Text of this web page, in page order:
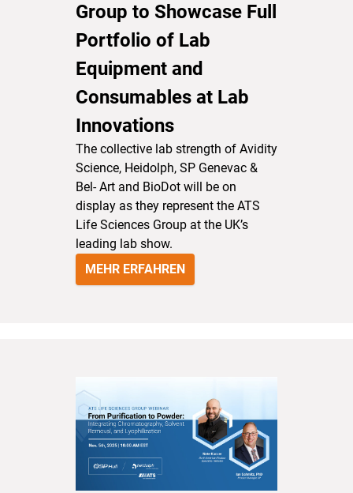
Group to Showcase Full
Portfolio of Lab
Equipment and
Consumables at Lab
Innovations
The collective lab strength of Avidity
Science, Heidolph, SP Genevac &
Bel- Art and BioDot will be on
display as they represent the ATS
Life Sciences Group at the UK’s
leading lab show.
MEHR ERFAHREN